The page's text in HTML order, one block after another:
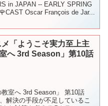
in JAPAN -- EARLY SPRING
Oscar François de Jar...
「ようこそ実力至上主
へ 3rd Season」第10話
室へ 3rd Season」 第10話
解決の手段が不足しているこ